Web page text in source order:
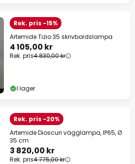
Rek. pris -15%
Artemide Tizio 35 skrivbordslampa
4 105,00 kr
Rek. pris4 830,00 kr
I lager
Rek. pris -20%
Artemide Dioscuri vägglampa, IP65, Ø
35 cm
3 820,00 kr
Rek. pris4 775,00 kr